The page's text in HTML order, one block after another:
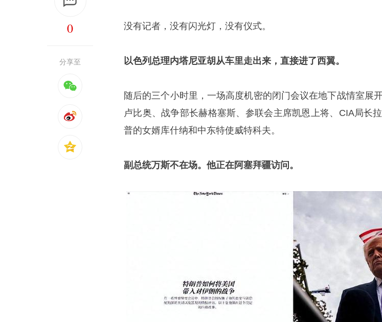
0
分享至
没有记者，没有闪光灯，没有仪式。
以色列总理内塔尼亚胡从车里走出来，直接进了西翼。
随后的三个小时里，一场高度机密的闭门会议在地下战情室展
卢比奥、战争部长赫格塞斯、参联会主席凯恩上将、CIA局长
普的女婿库什纳和中东特使威特科夫。
副总统万斯不在场。他正在阿塞拜疆访问。